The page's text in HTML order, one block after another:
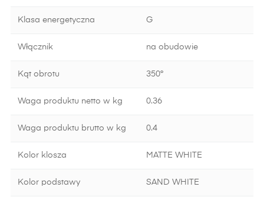
Klasa energetyczna G
Włącznik na obudowie
Kąt obrotu 350°
Waga produktu netto w kg 0.36
Waga produktu brutto w kg 0.4
Kolor klosza MATTE WHITE
Kolor podstawy SAND WHITE